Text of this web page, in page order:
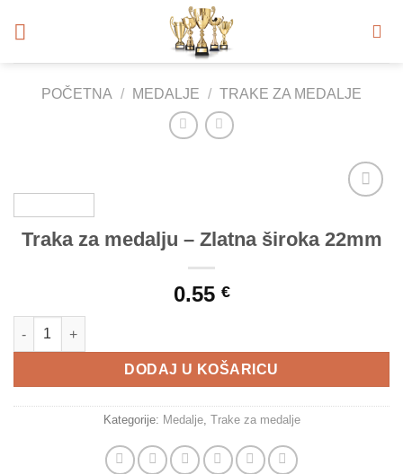
POČETNA / MEDALJE / TRAKE ZA MEDALJE
Wishlist
Traka za medalju – Zlatna široka 22mm
0.55 €
Traka za medalju - Zlatna široka 22mm količina
DODAJ U KOŠARICU
Kategorije: Medalje, Trake za medalje